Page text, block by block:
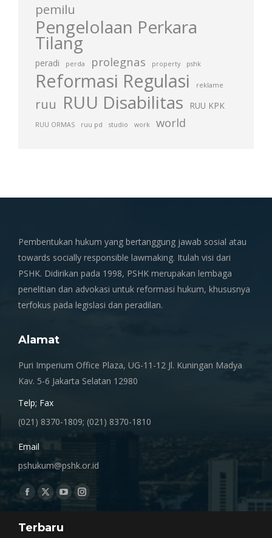
pemilu
Pengelolaan Perkara
Tilang
peradi perda prolegnas property pshk
Reformasi Regulasi reklame
ruu RUU Disabilitas RUU KPK
RUU ORMAS ruu pd studio work world
Pembentukan hukum yang bertanggung jawab sosial atau
towards socially responsible lawmaking. Itulah visi dari
PSHK. Didirikan pada 1998, PSHK merupakan lembaga
penelitian dan advokasi untuk reformasi hukum, khususnya
terfokus pada legislasi dan peradilan.
Alamat
Puri Imperium Office Plaza, UG-11-12 Jl. Kuningan Madya
Kav. 5-6 Jakarta Selatan 12980
Telp; Fax
(021) 8370-1809; (021) 8370-1810
Email
pshukum@pshk.or.id
Find us on:
Facebook
opens
X
opens
YouTube
opens
Instagram
Terbaru